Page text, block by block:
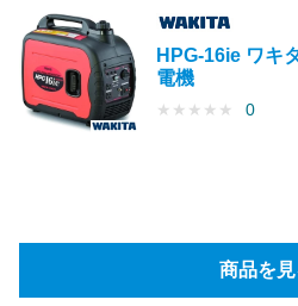
HPG-16ie ワキ
電機
★ ★ ★ ★ ★ 0
商品を見